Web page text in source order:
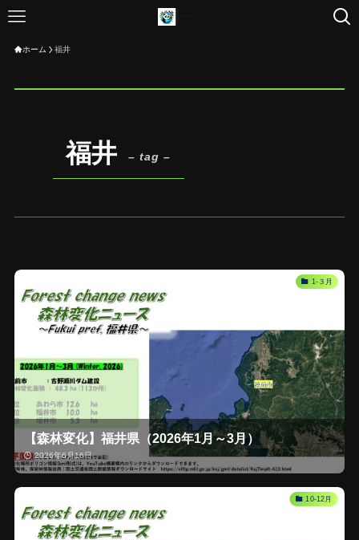
ホーム 福井
福井 – tag –
1-３月
【森林変化】福井県（2026年1月～3月）
2026年6月16日
10-12月